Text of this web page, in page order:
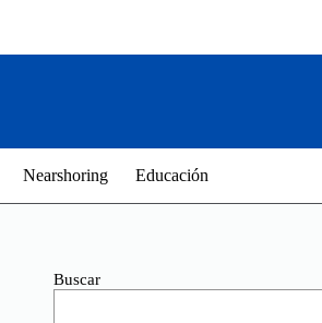
Nearshoring Educación
Buscar